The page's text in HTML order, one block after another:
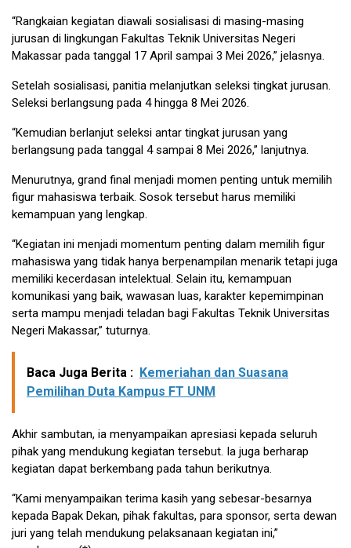
“Rangkaian kegiatan diawali sosialisasi di masing-masing
jurusan di lingkungan Fakultas Teknik Universitas Negeri
Makassar pada tanggal 17 April sampai 3 Mei 2026,” jelasnya.
Setelah sosialisasi, panitia melanjutkan seleksi tingkat jurusan.
Seleksi berlangsung pada 4 hingga 8 Mei 2026.
“Kemudian berlanjut seleksi antar tingkat jurusan yang
berlangsung pada tanggal 4 sampai 8 Mei 2026,” lanjutnya.
Menurutnya, grand final menjadi momen penting untuk memilih
figur mahasiswa terbaik. Sosok tersebut harus memiliki
kemampuan yang lengkap.
“Kegiatan ini menjadi momentum penting dalam memilih figur
mahasiswa yang tidak hanya berpenampilan menarik tetapi juga
memiliki kecerdasan intelektual. Selain itu, kemampuan
komunikasi yang baik, wawasan luas, karakter kepemimpinan
serta mampu menjadi teladan bagi Fakultas Teknik Universitas
Negeri Makassar,” tuturnya.
Baca Juga Berita : Kemeriahan dan Suasana
Pemilihan Duta Kampus FT UNM
Akhir sambutan, ia menyampaikan apresiasi kepada seluruh
pihak yang mendukung kegiatan tersebut. Ia juga berharap
kegiatan dapat berkembang pada tahun berikutnya.
“Kami menyampaikan terima kasih yang sebesar-besarnya
kepada Bapak Dekan, pihak fakultas, para sponsor, serta dewan
juri yang telah mendukung pelaksanaan kegiatan ini,”